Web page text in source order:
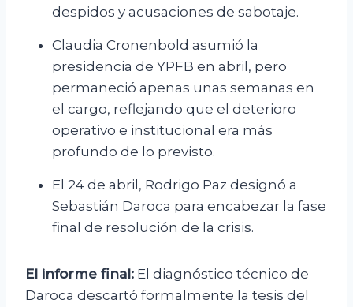
despidos y acusaciones de sabotaje.
Claudia Cronenbold asumió la
presidencia de YPFB en abril, pero
permaneció apenas unas semanas en
el cargo, reflejando que el deterioro
operativo e institucional era más
profundo de lo previsto.
El 24 de abril, Rodrigo Paz designó a
Sebastián Daroca para encabezar la fase
final de resolución de la crisis.
El informe final: El diagnóstico técnico de
Daroca descartó formalmente la tesis del